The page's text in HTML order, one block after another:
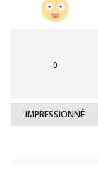
0
IMPRESSIONNÉ